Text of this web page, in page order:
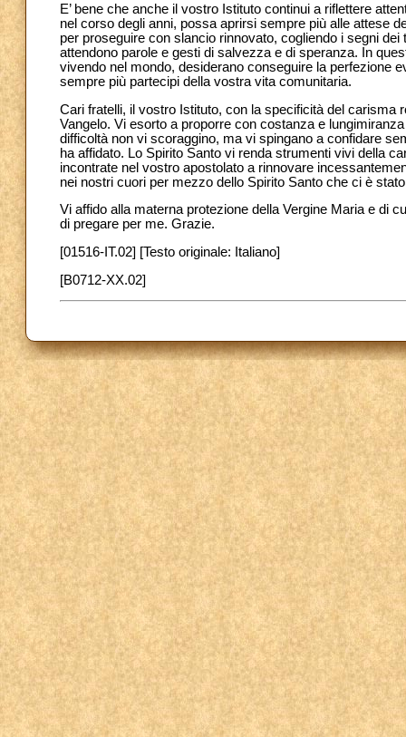
E’ bene che anche il vostro Istituto continui a riflettere
nel corso degli anni, possa aprirsi sempre più alle attese
per proseguire con slancio rinnovato, cogliendo i segni
attendono parole e gesti di salvezza e di speranza. In
vivendo nel mondo, desiderano conseguire la perfezione
sempre più partecipi della vostra vita comunitaria.
Cari fratelli, il vostro Istituto, con la specificità del carisma
Vangelo. Vi esorto a proporre con costanza e
difficoltà non vi scoraggino, ma vi spingano a confidare
ha affidato. Lo Spirito Santo vi renda strumenti vivi della
incontrate nel vostro apostolato a rinnovare
nei nostri cuori per mezzo dello Spirito Santo che ci è
Vi affido alla materna protezione della Vergine Maria e di
di pregare per me. Grazie.
[01516-IT.02] [Testo originale: Italiano]
[B0712-XX.02]